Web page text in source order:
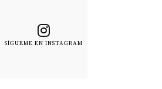
SÍGUEME EN INSTAGRAM